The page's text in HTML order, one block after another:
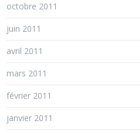
octobre 2011
juin 2011
avril 2011
mars 2011
février 2011
janvier 2011